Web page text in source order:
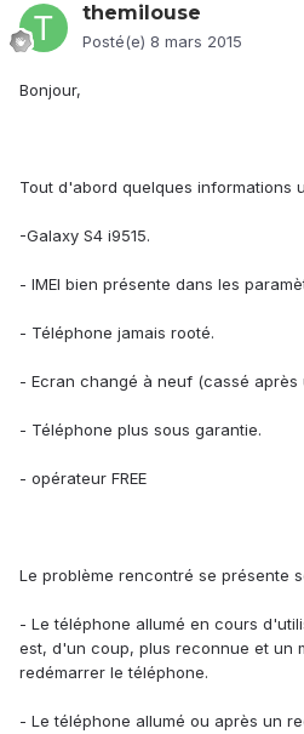
themilouse
Posté(e) 8 mars 2015
Bonjour,
Tout d'abord quelques informations
-Galaxy S4 i9515.
- IMEI bien présente dans les
- Téléphone jamais rooté.
- Ecran changé à neuf (cassé après
- Téléphone plus sous garantie.
- opérateur FREE
Le problème rencontré se présente
- Le téléphone allumé en cours
est, d'un coup, plus reconnue et un
redémarrer le téléphone.
- Le téléphone allumé ou après un